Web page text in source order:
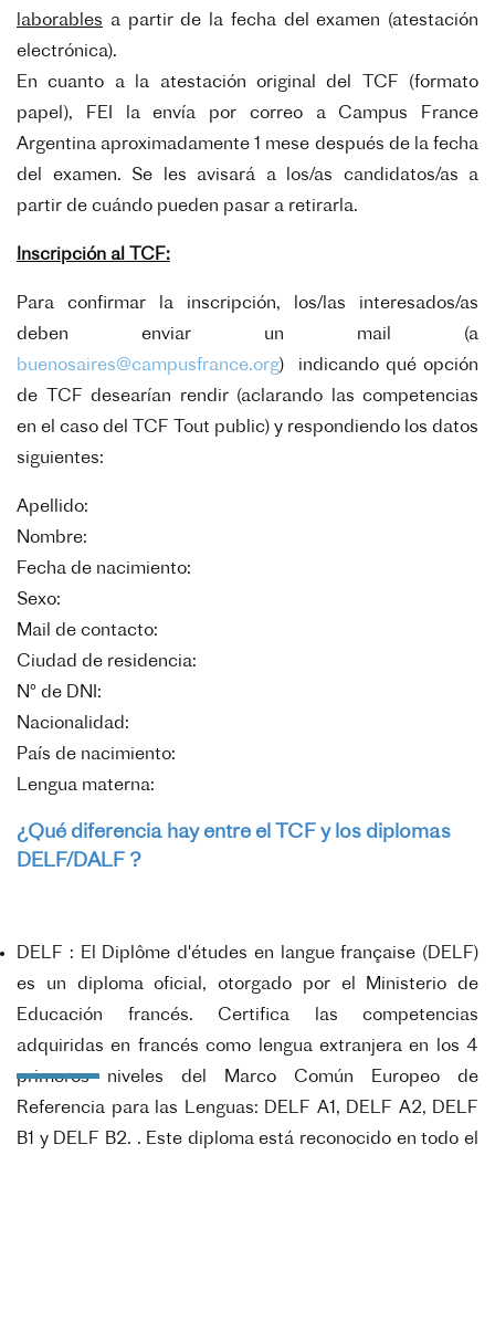
laborables a partir de la fecha del examen (atestación
electrónica).
En cuanto a la atestación original del TCF (formato
papel), FEI la envía por correo a Campus France
Argentina aproximadamente 1 mese después de la fecha
del examen. Se les avisará a los/as candidatos/as a
partir de cuándo pueden pasar a retirarla.
Inscripción al TCF:
Para confirmar la inscripción, los/las interesados/as
deben enviar un mail (a
buenosaires@campusfrance.org) indicando qué opción
de TCF desearían rendir (aclarando las competencias
en el caso del TCF Tout public) y respondiendo los datos
siguientes:
Apellido:
Nombre:
Fecha de nacimiento:
Sexo:
Mail de contacto:
Ciudad de residencia:
N° de DNI:
Nacionalidad:
País de nacimiento:
Lengua materna:
¿Qué diferencia hay entre el TCF y los diplomas
DELF/DALF ?
DELF : El Diplôme d'études en langue française (DELF)
es un diploma oficial, otorgado por el Ministerio de
Educación francés. Certifica las competencias
adquiridas en francés como lengua extranjera en los 4
primeros niveles del Marco Común Europeo de
Referencia para las Lenguas: DELF A1, DELF A2, DELF
B1 y DELF B2. . Este diploma está reconocido en todo el